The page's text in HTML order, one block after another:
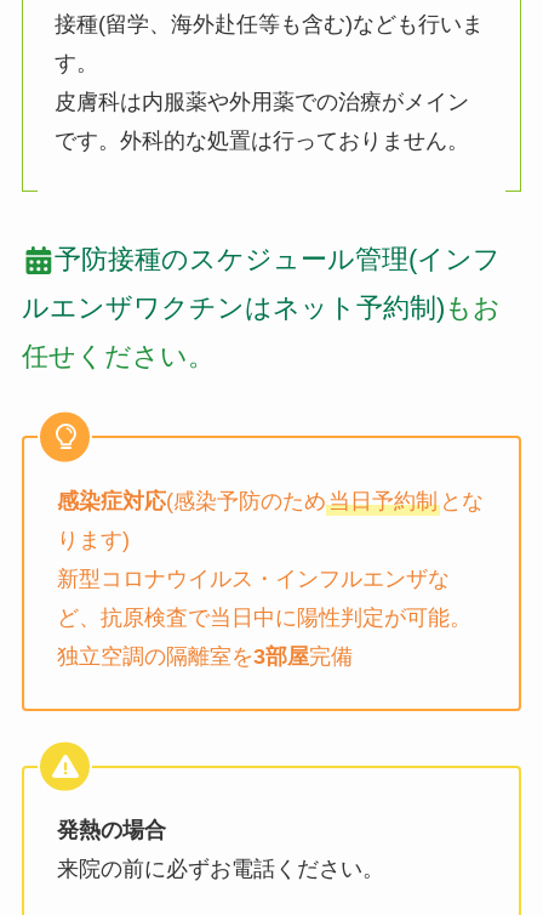
接種(留学、海外赴任等も含む)なども行いま
す。
皮膚科は内服薬や外用薬での治療がメイン
です。外科的な処置は行っておりません。
予防接種のスケジュール管理(インフ
ルエンザワクチンはネット予約制) もお
任せください。
感染症対応(感染予防のため当日予約制とな
ります)
新型コロナウイルス・インフルエンザな
ど、抗原検査で当日中に陽性判定が可能。
独立空調の隔離室を3部屋完備
発熱の場合
来院の前に必ずお電話ください。